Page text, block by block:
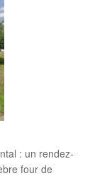
: un rendez-
four de